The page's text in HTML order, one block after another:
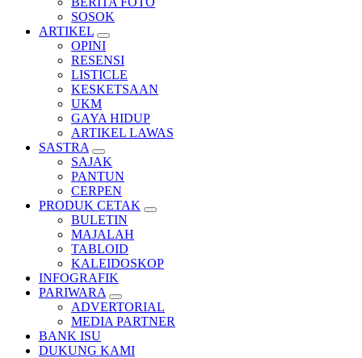
SOSOK
ARTIKEL
OPINI
RESENSI
LISTICLE
KESKETSAAN
UKM
GAYA HIDUP
ARTIKEL LAWAS
SASTRA
SAJAK
PANTUN
CERPEN
PRODUK CETAK
BULETIN
MAJALAH
TABLOID
KALEIDOSKOP
INFOGRAFIK
PARIWARA
ADVERTORIAL
MEDIA PARTNER
BANK ISU
DUKUNG KAMI